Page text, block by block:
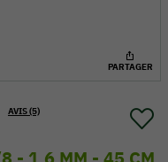
PARTAGER
AVIS (5)